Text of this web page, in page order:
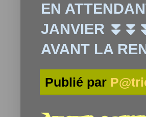
EN
JANVIER
AVANT LA
Publié par